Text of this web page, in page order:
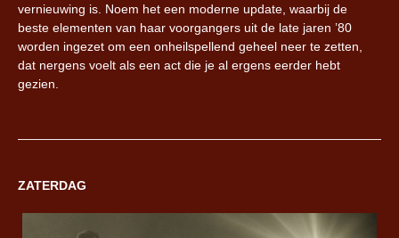
vernieuwing is. Noem het een moderne update, waarbij de
beste elementen van haar voorgangers uit de late jaren ’80
worden ingezet om een onheilspellend geheel neer te zetten,
dat nergens voelt als een act die je al ergens eerder hebt
gezien.
ZATERDAG